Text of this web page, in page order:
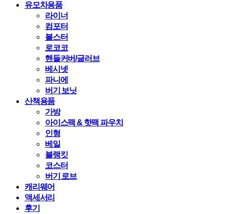
유모차용품
라이너
컴포터
볼스터
로코코
핸들커버/글러브
베시넷
파니에
버기 보닛
산책용품
가방
아이스팩 & 핫팩 파우치
인형
베일
블랭킷
코스터
버기 로브
캐리웨어
액세서리
후기